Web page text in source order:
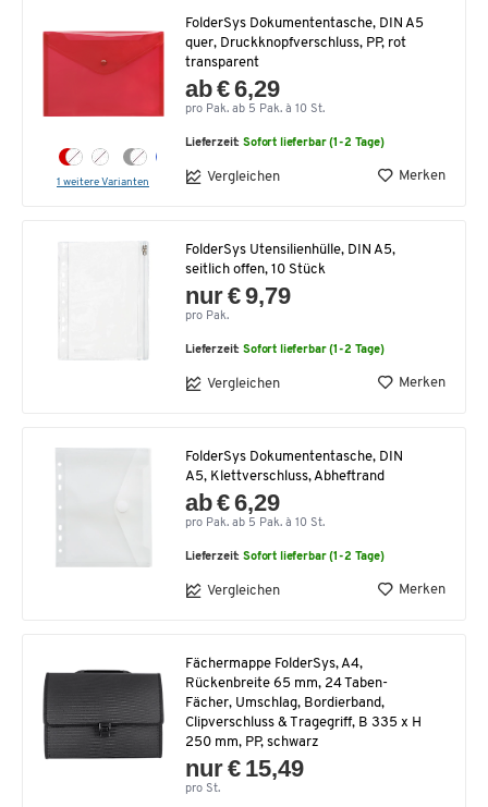
1 weitere Varianten
FolderSys Dokumententasche, DIN A5
quer, Druckknopfverschluss, PP, rot
transparent
ab € 6,29
pro Pak. ab 5 Pak. à 10 St.
Lieferzeit:Sofort lieferbar (1-2 Tage)
Vergleichen Merken
FolderSys Utensilienhülle, DIN A5,
seitlich offen, 10 Stück
nur € 9,79
pro Pak.
Lieferzeit:Sofort lieferbar (1-2 Tage)
Vergleichen Merken
FolderSys Dokumententasche, DIN
A5, Klettverschluss, Abheftrand
ab € 6,29
pro Pak. ab 5 Pak. à 10 St.
Lieferzeit:Sofort lieferbar (1-2 Tage)
Vergleichen Merken
Fächermappe FolderSys, A4,
Rückenbreite 65 mm, 24 Taben-
Fächer, Umschlag, Bordierband,
Clipverschluss & Tragegriff, B 335 x H
250 mm, PP, schwarz
nur € 15,49
pro St.